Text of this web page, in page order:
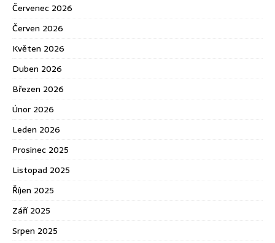
Červenec 2026
Červen 2026
Květen 2026
Duben 2026
Březen 2026
Únor 2026
Leden 2026
Prosinec 2025
Listopad 2025
Říjen 2025
Září 2025
Srpen 2025